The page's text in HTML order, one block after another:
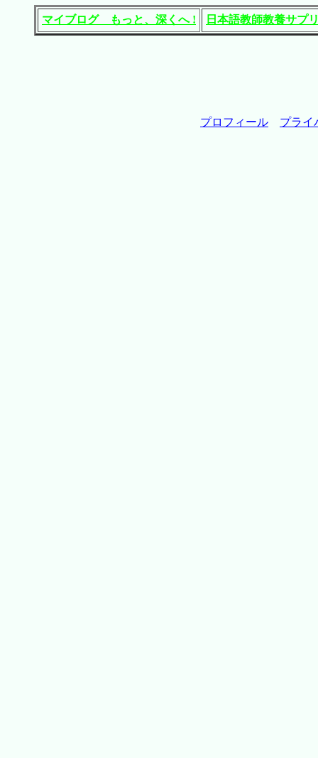
マイブログ もっと、深くへ ! 日本語教師教養サプ
プロフィール プライ